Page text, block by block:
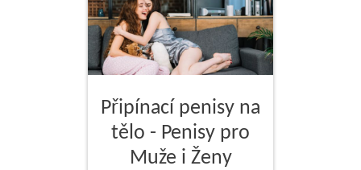
Připínací penisy na
tělo - Penisy pro
Muže i Ženy